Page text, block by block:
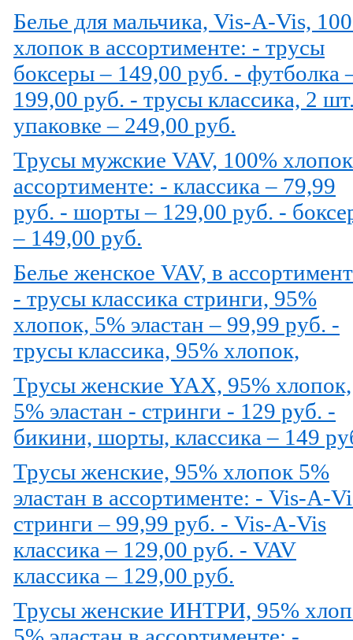
Белье для мальчика, Vis-A-Vis,
хлопок в ассортименте: - трусы
боксеры – 149,00 руб. - футболка
199,00 руб. - трусы классика, 2
упаковке – 249,00 руб.
Трусы мужские VAV, 100%
ассортименте: - классика – 79,99
руб. - шорты – 129,00 руб. -
– 149,00 руб.
Белье женское VAV, в
- трусы классика стринги, 95%
хлопок, 5% эластан – 99,99 руб. -
трусы классика, 95% хлопок,
Трусы женские YAX, 95% хлопок,
5% эластан - стринги - 129 руб. -
бикини, шорты, классика – 149
Трусы женские, 95% хлопок 5%
эластан в ассортименте: - Vis-A-
стринги – 99,99 руб. - Vis-A-Vis
классика – 129,00 руб. - VAV
класcика – 129,00 руб.
Трусы женские ИНТРИ, 95%